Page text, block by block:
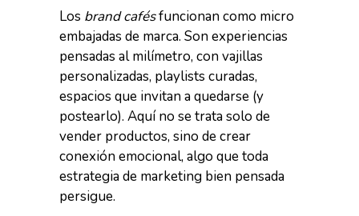
Los brand cafésfuncionan como micro
embajadas de marca. Son experiencias
pensadas al milímetro, con vajillas
personalizadas, playlists curadas,
espacios que invitan a quedarse (y
postearlo). Aquí no se trata solo de
vender productos, sino de crear
conexión emocional, algo que toda
estrategia de marketing bien pensada
persigue.